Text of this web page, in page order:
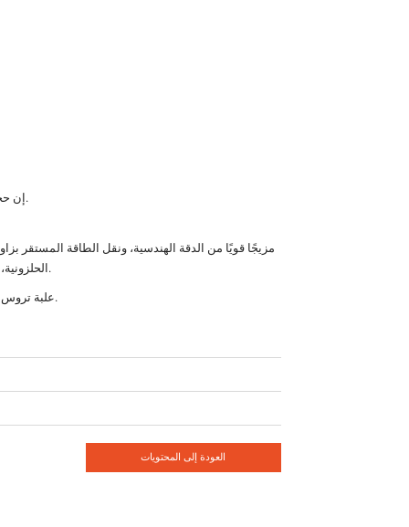
إن حجمها الصغير ومتانتها وميزتها من حيث التكلفة تجعلها الخيار المفضل لمصنعي المعدات الأصلية الذين يبحثون عن حلول موثوقة لنقل الزاوية القائمة.
الحلزونية، ومخرجات الشفة المربعة، وخيارات فتحات المفاتيح المرنة، وارتداد الحركة المتحكم به، يُلبي هذا الصندوق توقعات الأداء للأنظمة الصناعية الحديثة.
بالنسبة للصناعات التي تحتاج إلى حل نقل بزاوية قائمة مدمج وقوي واقتصادي، توفر مجموعة iHF علبة تروس مصممة للكفاءة والموثوقية على المدى الطويل.
العودة إلى المحتويات